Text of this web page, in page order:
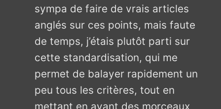
sympa de faire de vrais articles
anglés sur ces points, mais faute
de temps, j’étais plutôt parti sur
cette standardisation, qui me
permet de balayer rapidement un
peu tous les critères, tout en
mettant en avant des morceaux